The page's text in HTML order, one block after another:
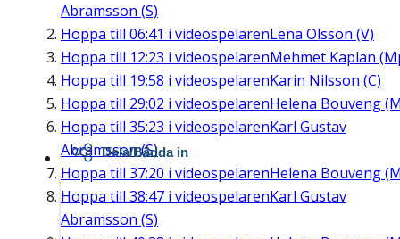
Abramsson (S)
Hoppa till 06:41 i videospelarenLena Olsson (V)
Hoppa till 12:23 i videospelarenMehmet Kaplan
Hoppa till 19:58 i videospelarenKarin Nilsson (C)
Hoppa till 29:02 i videospelarenHelena Bouveng
Hoppa till 35:23 i videospelarenKarl Gustav
Abramsson (S)
Hoppa till 37:20 i videospelarenHelena Bouveng
Hoppa till 38:47 i videospelarenKarl Gustav
Abramsson (S)
Dela/Bädda in